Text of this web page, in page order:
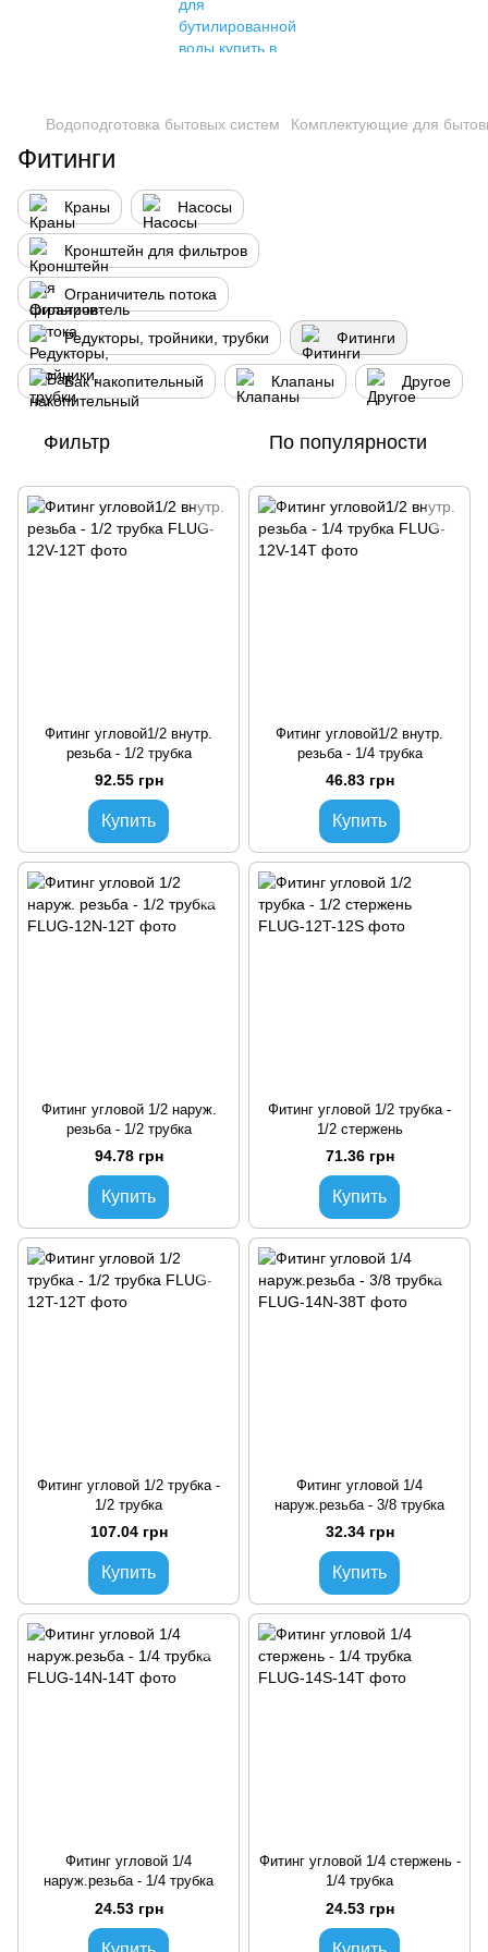
Водоподготовка бытовых систем Комплектующие для
Фитинги
Краны Насосы
Кронштейн для фильтров
Ограничитель потока
Редукторы, тройники, трубки Фитинги
Бак накопительный Клапаны Другое
Фильтр По популярности
Фитинг угловой1/2 внутр.
резьба - 1/2 трубка
92.55 грн
Купить
Фитинг угловой1/2 внутр.
резьба - 1/4 трубка
46.83 грн
Купить
Фитинг угловой 1/2 наруж.
резьба - 1/2 трубка
94.78 грн
Купить
Фитинг угловой 1/2 трубка -
1/2 стержень
71.36 грн
Купить
Фитинг угловой 1/2 трубка -
1/2 трубка
107.04 грн
Купить
Фитинг угловой 1/4
наруж.резьба - 3/8 трубка
32.34 грн
Купить
Фитинг угловой 1/4
наруж.резьба - 1/4 трубка
24.53 грн
Фитинг угловой 1/4 стержень -
1/4 трубка
24.53 грн